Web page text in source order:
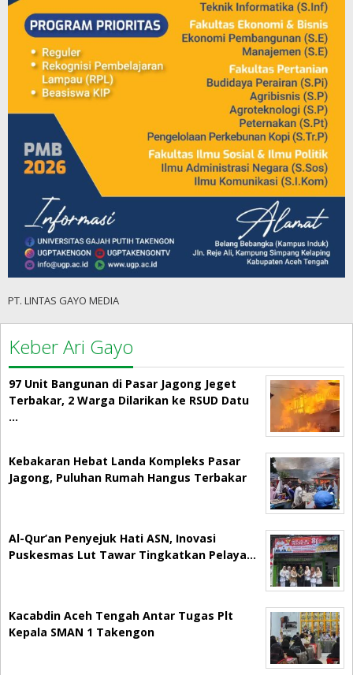
PT. LINTAS GAYO MEDIA
Keber Ari Gayo
97 Unit Bangunan di Pasar Jagong Jeget
Terbakar, 2 Warga Dilarikan ke RSUD Datu
…
Kebakaran Hebat Landa Kompleks Pasar
Jagong, Puluhan Rumah Hangus Terbakar
Al-Qur’an Penyejuk Hati ASN, Inovasi
Puskesmas Lut Tawar Tingkatkan Pelaya…
Kacabdin Aceh Tengah Antar Tugas Plt
Kepala SMAN 1 Takengon